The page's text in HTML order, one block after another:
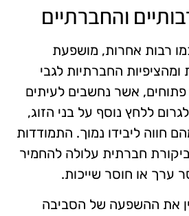
והחברתיים
רבות אחרות, מושפעת
ומהציפיות החברתיות לגבי
פתוחים, אשר נחשבים לעיתים
ללחץ נוסף על בני הזוג,
חווה ליבידו נמוך. התמודדות
חברתית עלולה להחמיר
ערך או חוסר שייכות.
את ההשפעה של הסביבה